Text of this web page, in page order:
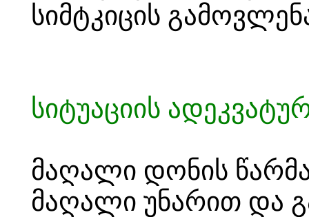
სიმტკიცის
სიტუაციის
მაღალი დონის
მაღალი უნარით და